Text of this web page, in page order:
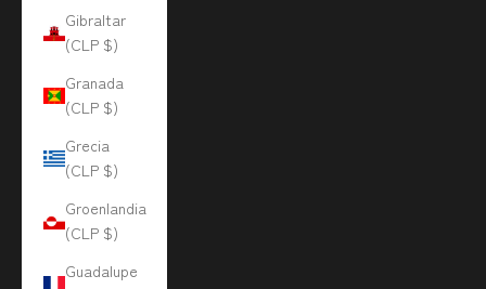
Gibraltar
(CLP $)
Granada
(CLP $)
Grecia
(CLP $)
Groenlandia
(CLP $)
Guadalupe